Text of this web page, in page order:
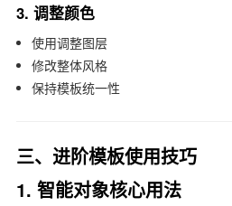
3. 调整颜色
使用调整图层
修改整体风格
保持模板统一性
三、进阶模板使用技巧
1. 智能对象核心用法